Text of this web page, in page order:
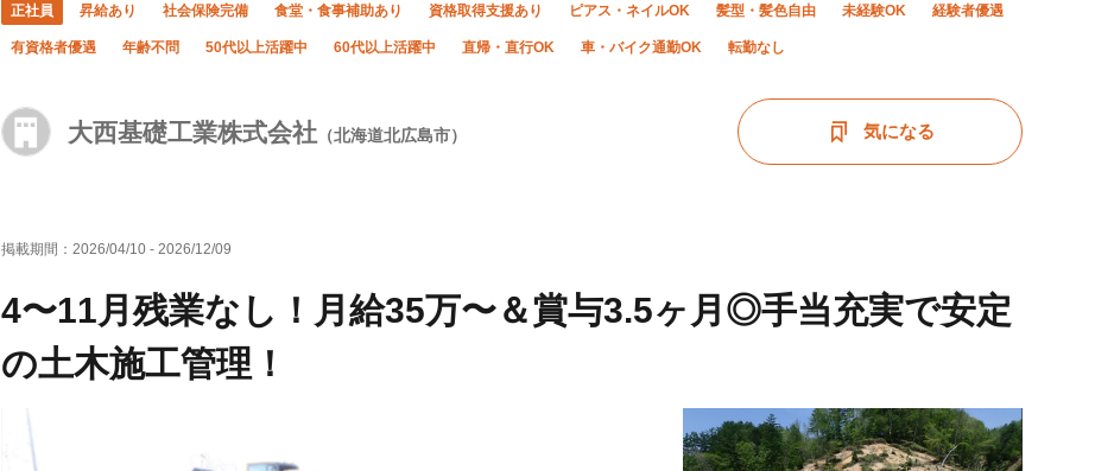
大西基礎工業株式会社 （北海道北広島市）
正社員 昇給あり 社会保険完備 食堂・食事補助あり 資格取得支援あり ピアス・ネイルOK 髪型・髪色自由 未経験OK 経験者優遇
有資格者優遇 年齢不問 50代以上活躍中 60代以上活躍中 直帰・直行OK 車・バイク通勤OK 転勤なし
気になる
掲載期間： 2026/04/10 - 2026/12/09
4〜11月残業なし！月給35万〜＆賞与3.5ヶ月◎手当充実で安定
の土木施工管理！